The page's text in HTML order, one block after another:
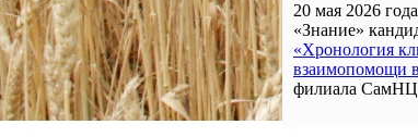
20 мая 2026
«Знание»
«Хронология
взаимопомощи
филиала